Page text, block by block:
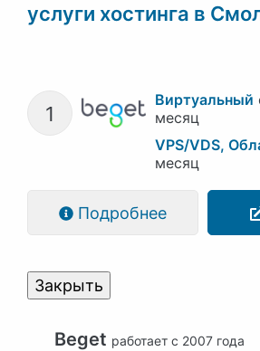
услуги хостинга в
1
Виртуальный
месяц
VPS/VDS,
месяц
Подробнее
Закрыть
Beget работает с 2007 года